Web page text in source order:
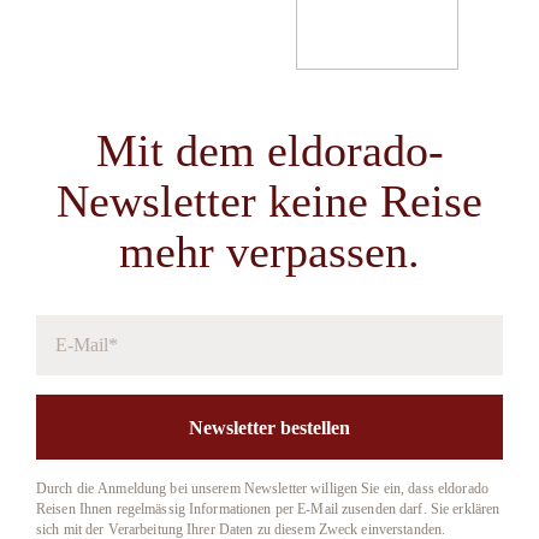
Mit dem eldorado-
Newsletter keine Reise
mehr verpassen.
Newsletter bestellen
Durch die Anmeldung bei unserem Newsletter willigen Sie ein, dass eldorado
Reisen Ihnen regelmässig Informationen per E-Mail zusenden darf. Sie erklären
sich mit der Verarbeitung Ihrer Daten zu diesem Zweck einverstanden.